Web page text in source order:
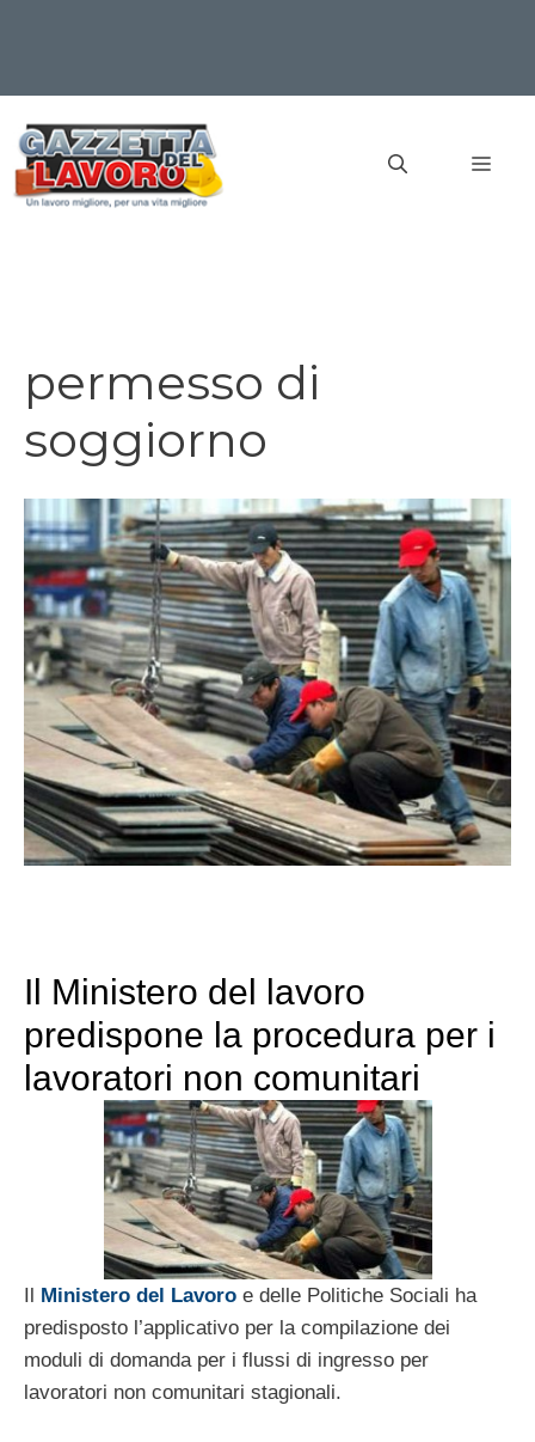
contenuto
permesso di
soggiorno
Il Ministero del lavoro
predispone la procedura per i
lavoratori non comunitari
Il Ministero del Lavoro e delle Politiche Sociali ha
predisposto l’applicativo per la compilazione dei
moduli di domanda per i flussi di ingresso per
lavoratori non comunitari stagionali.